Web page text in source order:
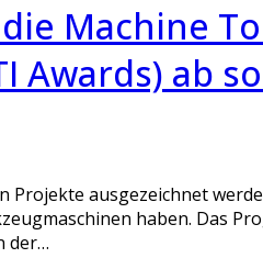
Machine
Awards) ab
Projekte ausgezeichnet
haben. Das
der…